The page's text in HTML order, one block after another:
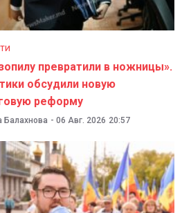
превратили в ножницы».
обсудили новую
реформу
Балахнова - 06 Авг. 2026 20:57